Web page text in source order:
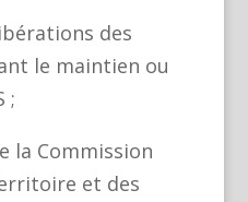
des
le maintien ou
;
la Commission
et des